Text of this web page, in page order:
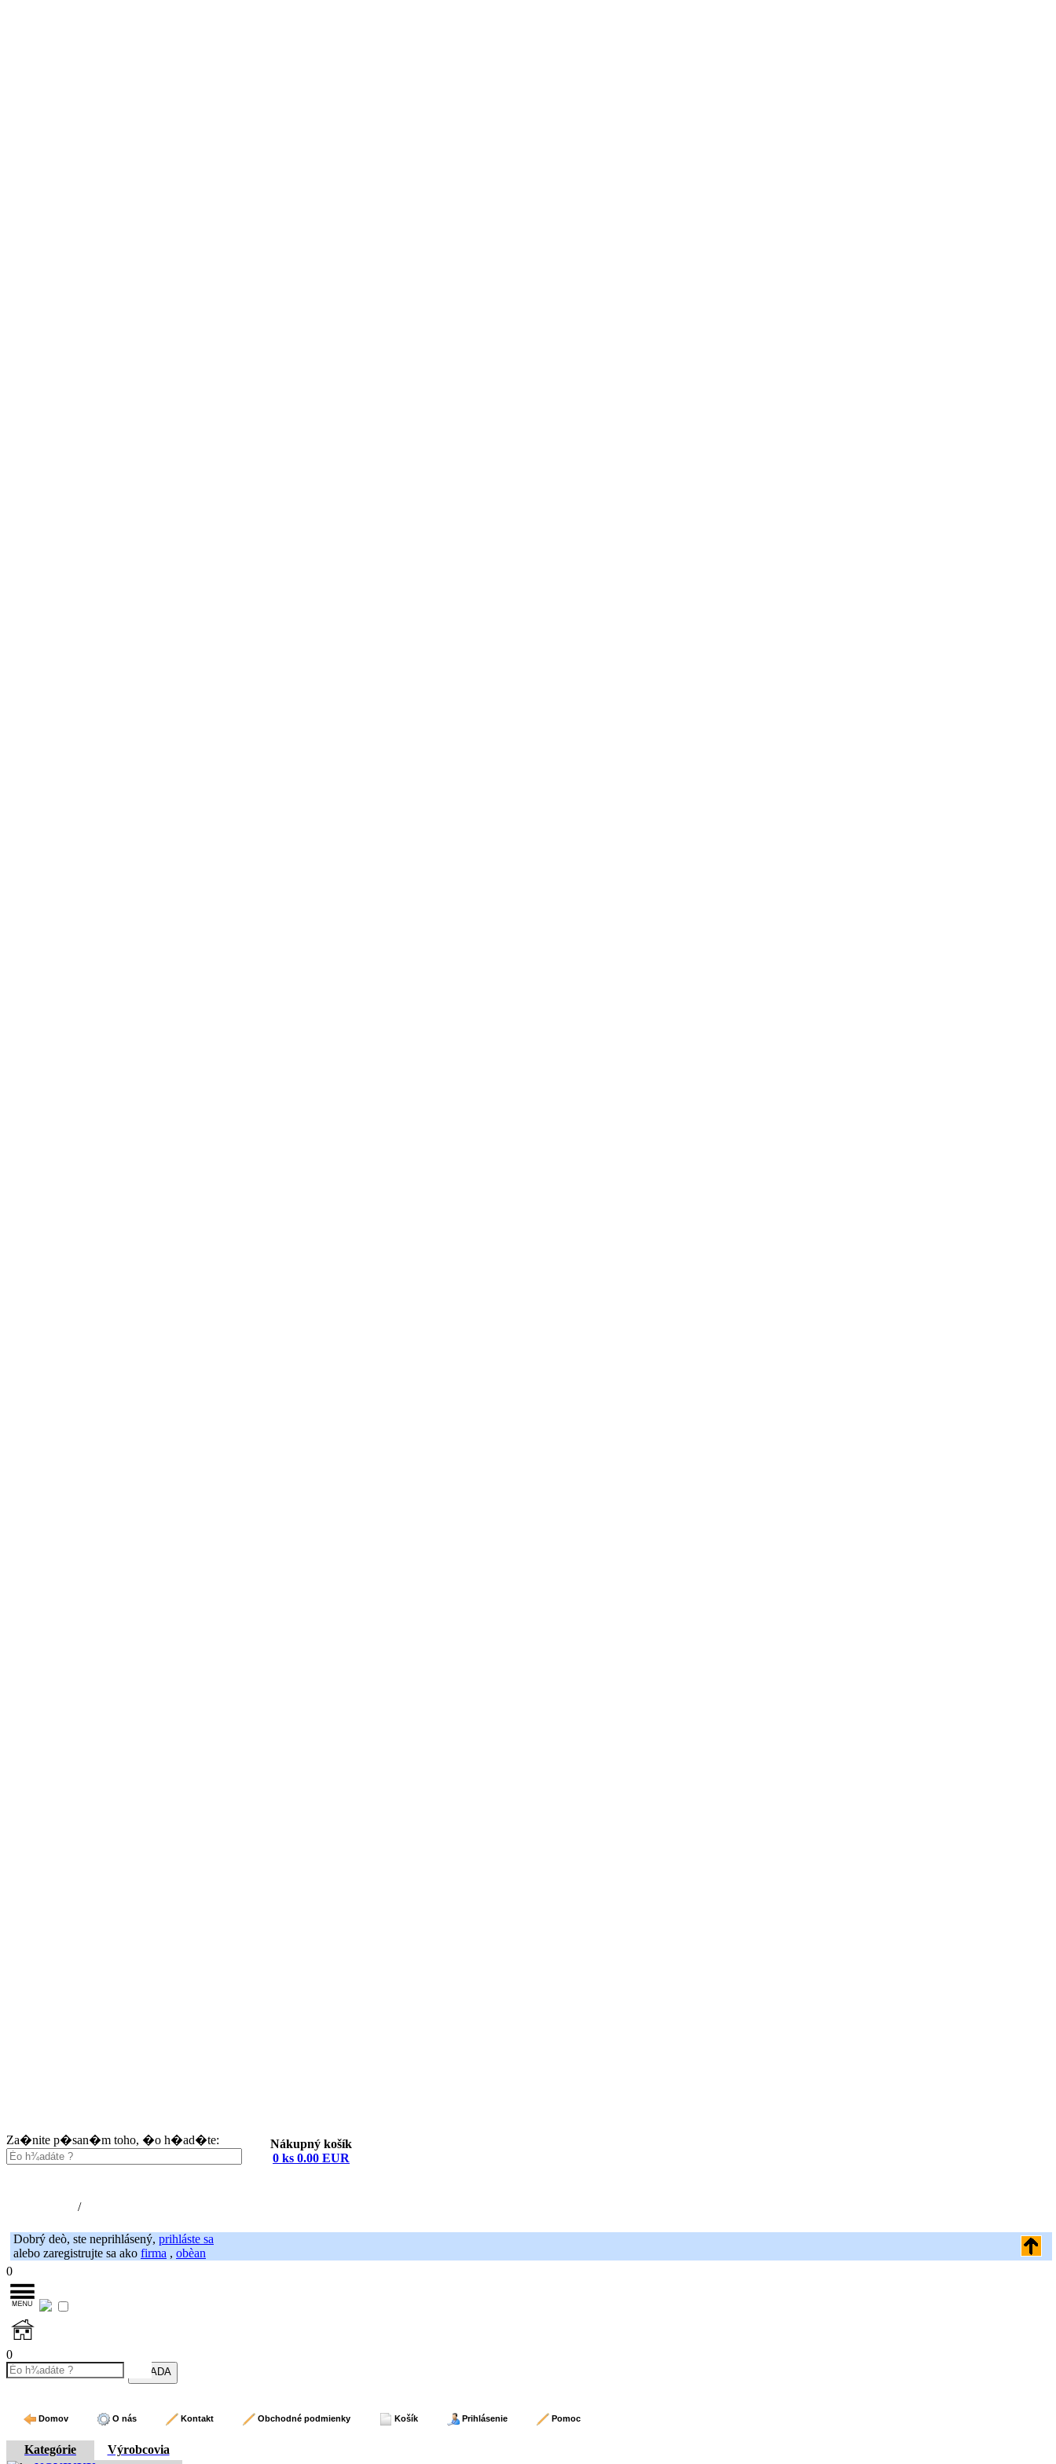
Za�nite p�san�m toho, �o h�ad�te:
Nákupný košík
0 ks 0.00 EUR
/
Dobrý deò, ste neprihlásený, prihláste sa
alebo zaregistrujte sa ako firma , obèan
0
0
Domov O nás Kontakt Obchodné podmienky Košík Prihlásenie Pomoc
Kategórie
Výrobcovia